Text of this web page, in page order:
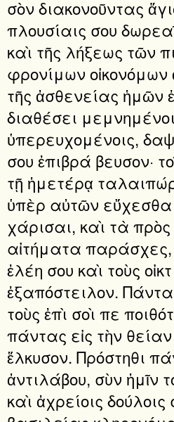
σὸν διακονοῦντας
πλουσίαις σου
καὶ τῆς λήξεως τῶν
φρονίμων οἰκονόμων
τῆς ἀσθενείας ἡμῶν
διαθέσει
ὑπερευχομένοις,
σου ἐπιβρά βευσον·
τῇ ἡμετέρᾳ
ὑπὲρ αὐτῶν
χάρισαι, καὶ τὰ
αἰτήματα
ἐλέη σου καὶ τοὺς
ἐξαπόστειλον.
τοὺς ἐπὶ σοὶ πε
πάντας εἰς τὴν
ἕλκυσον. Πρόστηθι
ἀντιλάβου, σὺν ἡμῖν
καὶ ἀχρείοις